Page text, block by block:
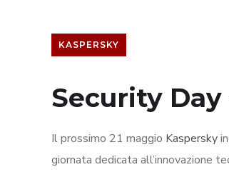
KASPERSKY
Security Day
Il prossimo 21 maggio Kaspersky
giornata dedicata all’innovazione